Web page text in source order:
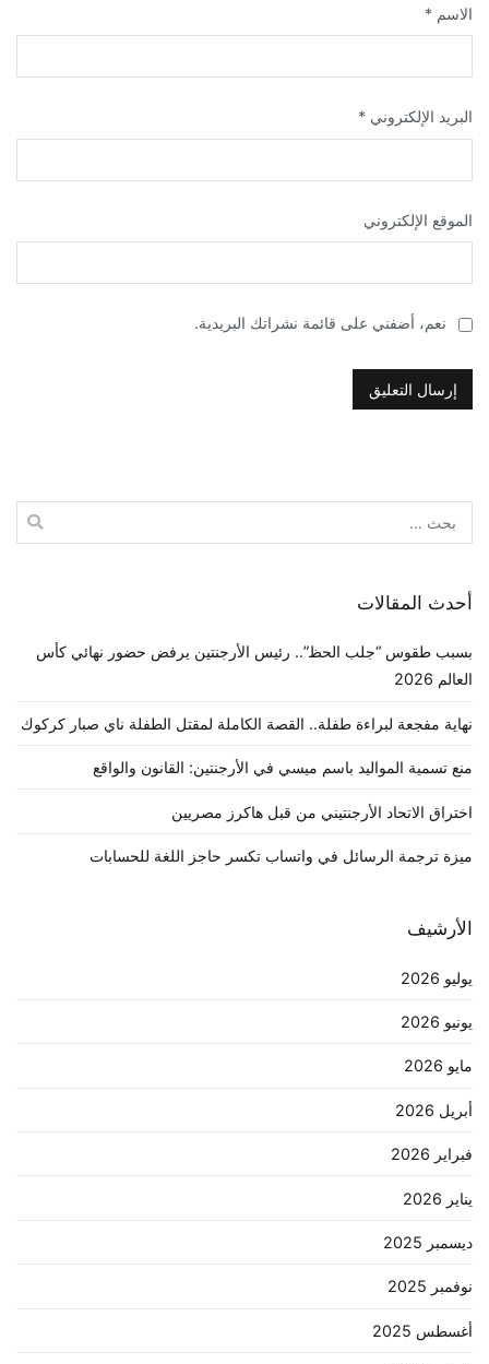
الاسم *
البريد الإلكتروني *
الموقع الإلكتروني
نعم، أضفني على قائمة نشراتك البريدية.
عن:
أحدث المقالات
بسبب طقوس “جلب الحظ”.. رئيس الأرجنتين يرفض حضور نهائي كأس
العالم 2026
نهاية مفجعة لبراءة طفلة.. القصة الكاملة لمقتل الطفلة ناي صبار كركوك
منع تسمية المواليد باسم ميسي في الأرجنتين: القانون والواقع
اختراق الاتحاد الأرجنتيني من قبل هاكرز مصريين
ميزة ترجمة الرسائل في واتساب تكسر حاجز اللغة للحسابات
الأرشيف
يوليو 2026
يونيو 2026
مايو 2026
أبريل 2026
فبراير 2026
يناير 2026
ديسمبر 2025
نوفمبر 2025
أغسطس 2025